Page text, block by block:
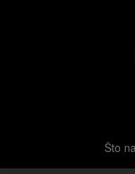
Što